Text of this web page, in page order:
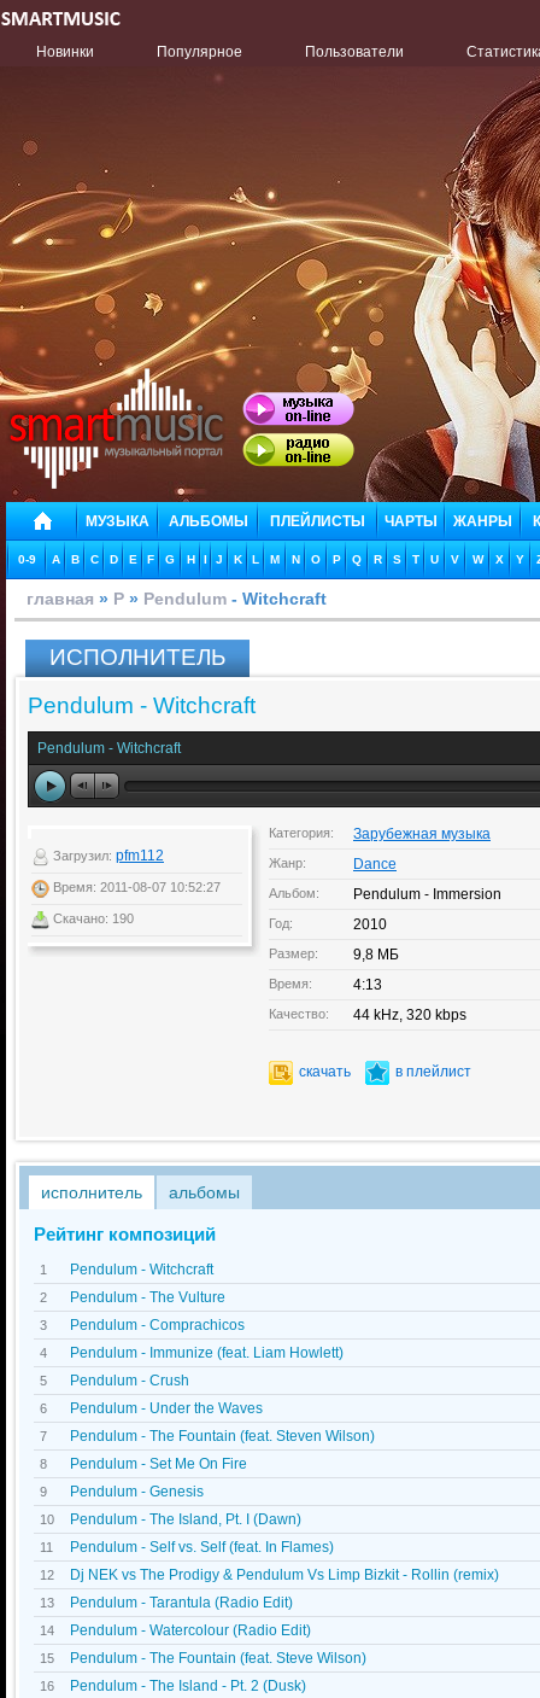
Новинки Популярное Пользователи
МУЗЫКА АЛЬБОМЫ ПЛЕЙЛИСТЫ ЧАРТЫ ЖАНРЫ
0-9 A B C D E F G H I J K L M N O P Q R S T U V W X Y
главная » P » Pendulum - Witchcraft
ИСПОЛНИТЕЛЬ
Pendulum - Witchcraft
Pendulum - Witchcraft
Загрузил: pfm112
Время: 2011-08-07 10:52:27
Скачано: 190
Категория: Зарубежная музыка
Жанр: Dance
Альбом: Pendulum - Immersion
Год: 2010
Размер: 9,8 МБ
Время: 4:13
Качество: 44 kHz, 320 kbps
скачать в плейлист
исполнитель альбомы
Рейтинг композиций
1 Pendulum - Witchcraft
2 Pendulum - The Vulture
3 Pendulum - Comprachicos
4 Pendulum - Immunize (feat. Liam Howlett)
5 Pendulum - Crush
6 Pendulum - Under the Waves
7 Pendulum - The Fountain (feat. Steven Wilson)
8 Pendulum - Set Me On Fire
9 Pendulum - Genesis
10 Pendulum - The Island, Pt. I (Dawn)
11 Pendulum - Self vs. Self (feat. In Flames)
12 Dj NEK vs The Prodigy & Pendulum Vs Limp Bizkit - Rollin (remix)
13 Pendulum - Tarantula (Radio Edit)
14 Pendulum - Watercolour (Radio Edit)
15 Pendulum - The Fountain (feat. Steve Wilson)
16 Pendulum - The Island - Pt. 2 (Dusk)